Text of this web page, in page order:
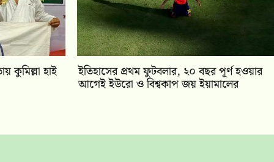
কুমিল্লা হাই ইতিহাসের প্রথম ফুটবলার, ২০ বছর পূর্ণ হওয়ার
আগেই ইউরো ও বিশ্বকাপ জয় ইয়ামালের